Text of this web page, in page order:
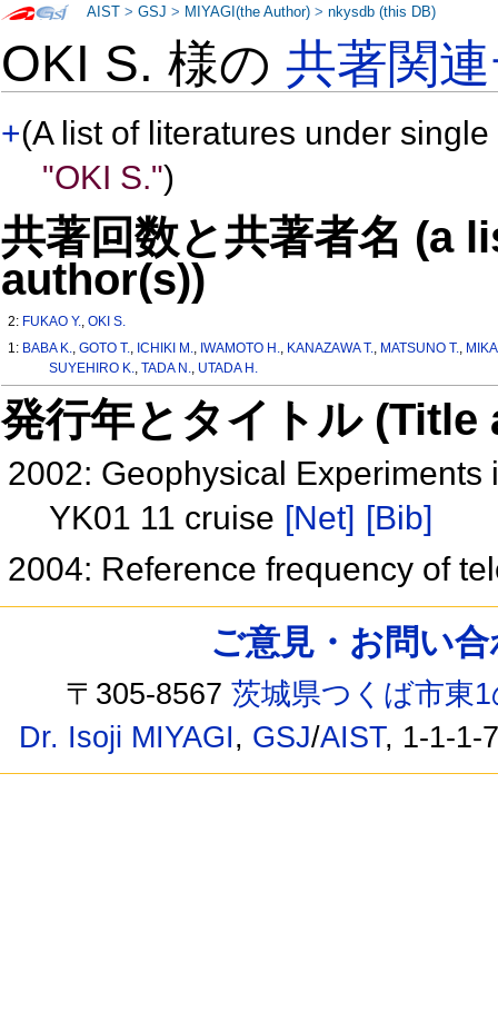
OKI S. 様の共著関
+(A list of literatures under
"OKI S.")
共著回数と共著者名 (a
author(s))
2: FUKAO Y.,OKI S.
1: BABA K.,GOTO T., ICHIKI M., IWAMOTO H., KANAZAWA T., MATSUNO T.,
SUYEHIRO K., TADA N., UTADA H.
発行年とタイトル
2002: Geophysical
YK01 11 cruise [Net] [Bib]
2004: Reference frequency of
AIST >GSJ > MIYAGI(the Author) >nkysdb (this DB)
ご意見・お問い
〒305-8567茨城県つくば市東
Dr. Isoji MIYAGI, GSJ/AIST, 1-1-1-